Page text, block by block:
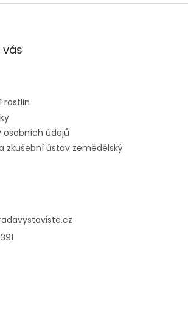
rostlin
osobních údajů
zkušební ústav zemědělský